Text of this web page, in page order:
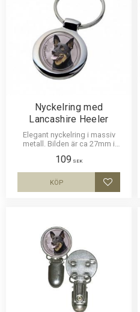
Nyckelring med
Lancashire Heeler
Elegant nyckelring i massiv
metall. Bilden är ca 27mm i
vara hållbar och ge ett intryck av
djup i bilden.
109 SEK
Lägg
KÖP